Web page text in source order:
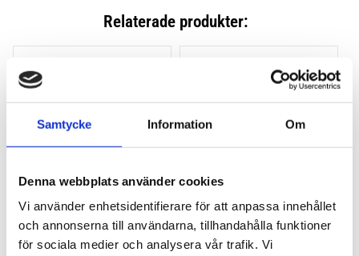
Samtycke Information Om
Denna webbplats använder cookies
Vi använder enhetsidentifierare för att anpassa innehållet
och annonserna till användarna, tillhandahålla funktioner
för sociala medier och analysera vår trafik. Vi
Relaterade produkter:
THULE CLAMP EVO 4-
PACK 710500
THULE CLAMP EDGE 4-
PACK 720500
Lägg